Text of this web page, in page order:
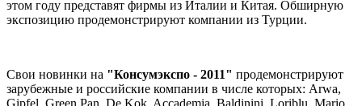
этом году представят фирмы из Италии и Китая. Обширную
экспозицию продемонстрируют компании из Турции.
Свои новинки на "Консумэкспо - 2011" продемонстрируют
зарубежные и российские компании в числе которых: Arwa,
Gipfel, Green Pan, De Kok, Accademia, Baldinini, Loriblu, Mario